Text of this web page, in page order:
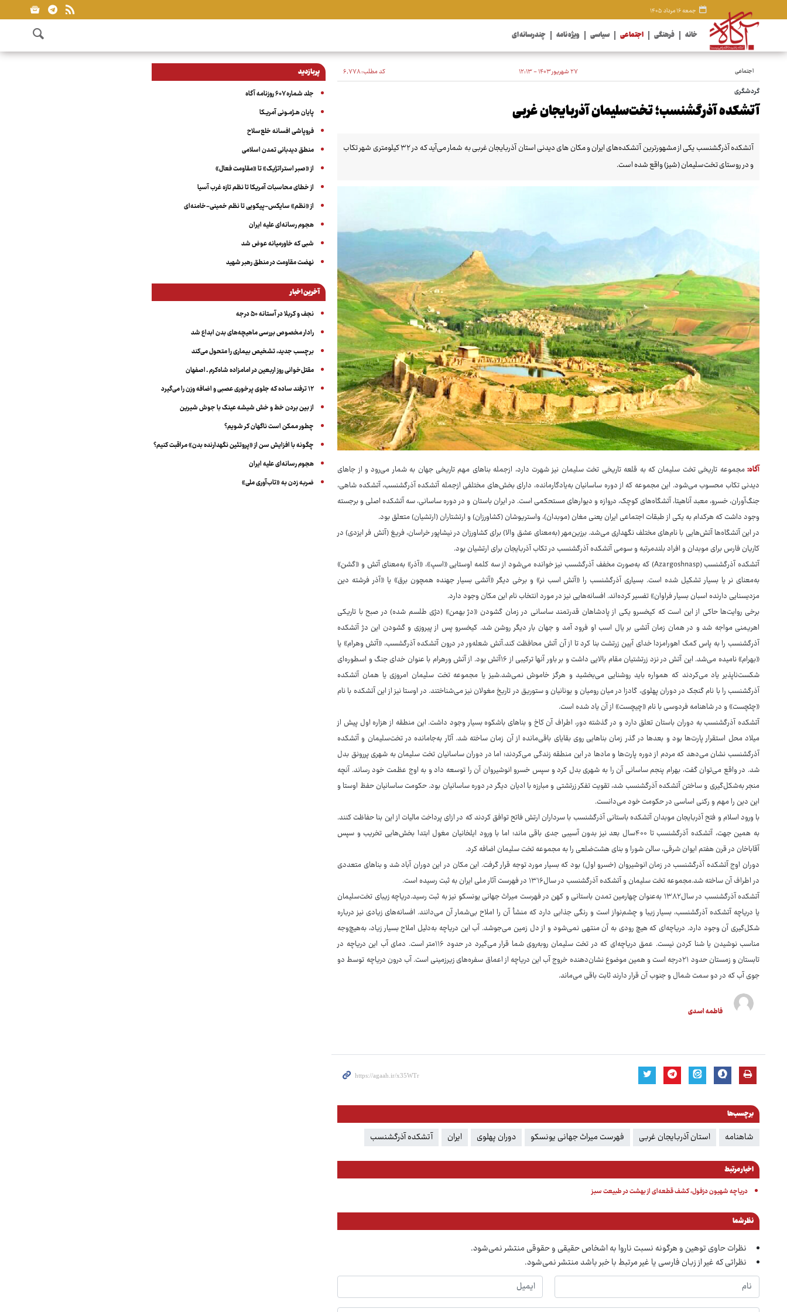
جمعه ۱۶ مرداد ۱۴۰۵
خانه فرهنگی اجتماعی سیاسی ویژه نامه چندرسانه ای
اجتماعی ۲۷ شهریور ۱۴۰۳ - ۱۲:۱۳ کد مطلب:۶٬۷۷۸
گردشگری
آتشکده آذرگشنسب؛ تخت‌سلیمان آذربایجان غربی
آتشکده آذرگشنسب یکی از مشهورترین آتشکده‌های ایران و مکان های دیدنی استان آذربایجان غربی به شمار می‌آید که در ۳۲ کیلومتری شهر تکاب
و در روستای تخت‌سلیمان (شیز) واقع شده است.
آگاه:مجموعه تاریخی تخت سلیمان که به قلعه تاریخی تخت سلیمان نیز شهرت دارد، ازجمله بناهای مهم تاریخی جهان به شمار می‌رود و از جاهای
دیدنی تکاب محسوب می‌شود. این مجموعه که از دوره ساسانیان به‌یادگارمانده، دارای بخش‌های مختلفی ازجمله آتشکده آذرگشنسب، آتشکده شاهی،
جنگ‌آوران، خسرو، معبد آناهیتا، آتشگاه‌های کوچک، دروازه و دیوارهای مستحکمی است. در ایران باستان و در دوره ساسانی، سه آتشکده اصلی و برجسته
وجود داشت که هرکدام به یکی از طبقات اجتماعی ایران یعنی مغان (موبدان)، واستریوشان (کشاورزان) و ارتشتاران (ارتشیان) متعلق بود.
در این آتشگاه‌ها آتش‌هایی با نام‌های مختلف نگهداری می‌شد. برزین‌مهر (به‌معنای عشق والا) برای کشاورزان در نیشاپور خراسان، فریغ (آتش فر ایزدی) در
کاریان فارس برای موبدان و افراد بلندمرتبه و سومی آتشکده آذرگشنسب در تکاب آذربایجان برای ارتشیان بود.
آتشکده آذرگشنسب (Azargoshnasp) که به‌صورت مخفف آذرگشسب نیز خوانده می‌شود از سه کلمه اوستایی «اسپ»، «آذر» به‌معنای آتش و «گشن»
به‌معنای نر یا بسیار تشکیل شده است. بسیاری آذرگشنسب را «آتش اسب نر» و برخی دیگر «آتشی بسیار جهنده همچون برق» یا «آذر فرشته دین
مزدیسنایی دارنده اسبان بسیار فراوان» تفسیر کرده‌اند. افسانه‌هایی نیز در مورد انتخاب نام این مکان وجود دارد.
برخی روایت‌ها حاکی از این است که کیخسرو یکی از پادشاهان قدرتمند ساسانی در زمان گشودن «دژ بهمن» (دژی طلسم شده) در صبح با تاریکی
اهریمنی مواجه شد و در همان زمان آتشی بر یال اسب او فرود آمد و جهان بار دیگر روشن شد. کیخسرو پس از پیروزی و گشودن این دژ آتشکده
آذرگشنسب را به پاس کمک اهورامزدا خدای آیین زرتشت بنا کرد تا از آن آتش محافظت کند.آتش شعله‌ور در درون آتشکده آذرگشسب، «آتش وهرام» یا
«بهرام» نامیده می‌شد. این آتش در نزد زرتشتیان مقام بالایی داشت و بر باور آنها ترکیبی از ۱۶آتش بود. از آتش ورهرام با عنوان خدای جنگ و اسطوره‌ای
شکست‌ناپذیر یاد می‌کردند که همواره باید روشنایی می‌بخشید و هرگز خاموش نمی‌شد.شیز یا مجموعه تخت سلیمان امروزی یا همان آتشکده
آذرگشنسب را با نام گنجک در دوران پهلوی، گادزا در میان رومیان و یونانیان و ستوریق در تاریخ مغولان نیز می‌شناختند. در اوستا نیز از این آتشکده با نام
«چئچست» و در شاهنامه فردوسی با نام «چیچست» از آن یاد شده است.
آتشکده آذرگشنسب به دوران باستان تعلق دارد و در گذشته دور، اطراف آن کاخ و بناهای باشکوه بسیار وجود داشت. این منطقه از هزاره اول پیش از
میلاد محل استقرار پارت‌ها بود و بعدها در گذر زمان بناهایی روی بقایای باقی‌مانده از آن زمان ساخته شد. آثار به‌جامانده در تخت‌سلیمان و آتشکده
آذرگشنسب نشان می‌دهد که مردم از دوره پارت‌ها و مادها در این منطقه زندگی می‌کردند؛ اما در دوران ساسانیان تخت سلیمان به شهری پررونق بدل
شد. در واقع می‌توان گفت، بهرام پنجم ساسانی آن را به شهری بدل کرد و سپس خسرو انوشیروان آن را توسعه داد و به اوج عظمت خود رساند. آنچه
منجر به‌شکل‌گیری و ساختن آتشکده آذرگشنسب شد، تقویت تفکر زرتشتی و مبارزه با ادیان دیگر در دوره ساسانیان بود. حکومت ساسانیان حفظ اوستا و
این دین را مهم و رکنی اساسی در حکومت خود می‌دانست.
با ورود اسلام و فتح آذربایجان موبدان آتشکده باستانی آذرگشنسب با سرداران ارتش فاتح توافق کردند که در ازای پرداخت مالیات از این بنا حفاظت کنند.
به همین جهت، آتشکده آذرگشنسب تا ۴۰۰سال بعد نیز بدون آسیبی جدی باقی‌ ماند؛ اما با ورود ایلخانیان مغول ابتدا بخش‌هایی تخریب و سپس
آقاباخان در قرن هفتم ایوان شرقی، سالن شورا و بنای هشت‌ضلعی را به مجموعه تخت سلیمان اضافه کرد.
دوران اوج آتشکده آذرگشنسب در زمان انوشیروان (خسرو اول) بود که بسیار مورد توجه قرار گرفت. این مکان در این دوران آباد شد و بناهای متعددی
در اطراف آن ساخته شد.مجموعه تخت سلیمان و آتشکده آذرگشنسب در سال۱۳۱۶ در فهرست آثار ملی ایران به ثبت رسیده است.
آتشکده آذرگشنسب در سال۱۳۸۲ به‌عنوان چهارمین تمدن باستانی و کهن در فهرست میراث جهانی یونسکو نیز به ثبت رسید.دریاچه زیبای تخت‌سلیمان
یا دریاچه آتشکده آذرگشنسب، بسیار زیبا و چشم‌نواز است و رنگی جذابی دارد که منشأ آن را املاح بی‌شمار آن می‌دانند. افسانه‌های زیادی نیز درباره
شکل‌گیری آن وجود دارد. دریاچه‌ای که هیچ رودی به آن منتهی نمی‌شود و از دل زمین می‌جوشد. آب این دریاچه به‌دلیل املاح بسیار زیاد، به‌هیچ‌وجه
مناسب نوشیدن یا شنا کردن نیست. عمق دریاچه‌ای که در تخت سلیمان روبه‌روی شما قرار می‌گیرد در حدود ۱۱۶متر است. دمای آب این دریاچه در
تابستان و زمستان حدود ۲۱درجه است و همین موضوع نشان‌دهنده خروج آب این دریاچه از اعماق سفره‌های زیرزمینی است. آب درون دریاچه توسط دو
جوی آب که در دو سمت شمال و جنوب آن قرار دارند ثابت باقی می‌ماند.
فاطمه اسدی
برچسب‌ها
شاهنامه استان آذربایجان غربی فهرست میراث جهانی یونسکو دوران پهلوی ایران آتشکده آذرگشنسب
اخبار مرتبط
دریاچه شهیون دزفول، کشف قطعه‌ای از بهشت در طبیعت سبز
نظر شما
نظرات حاوی توهین و هرگونه نسبت ناروا به اشخاص حقیقی و حقوقی منتشر نمی‌شود.
نظراتی که غیر از زبان فارسی یا غیر مرتبط با خبر باشد منتشر نمی‌شود.
پربازدید
جلد شماره ۶۰۷ روزنامه آگاه
پایان هـژمـونی آمریـکا
فروپاشی افسانه خلع‌سلاح
منطق دیدبانی تمدن اسلامی
از «صبر استراتژیک» تا «مقاومت فعال»
از خطای محاسبات آمریکا تا نظم تازه غرب آسیا
از «نظم» سایکس-پیکویی تا نظم خمینی-خامنه‌ای
هجوم رسانه‌ای علیه ایران
شبی که خاورمیانه عوض شد
نهضت مقاومت در منطق رهبر شهید
آخرین اخبار
نجف و کربلا در آستانه ۵۰ درجه
رادار مخصوص بررسی ماهیچه‌های بدن ابداع شد
برچسب جدید، تشخیص بیماری را متحول می‌کند
مقتل‌خوانی روز اربعین در امامزاده شاه‌کرم ـ اصفهان
۱۲ ترفند ساده که جلوی پرخوری عصبی و اضافه ‌وزن را می‌گیرد
از بین بردن خط و خش شیشه عینک با جوش شیرین
چطور ممکن است ناگهان کر شویم؟
چگونه با افزایش سن از «پروتئین نگهدارنده بدن» مراقبت کنیم؟
هجوم رسانه‌ای علیه ایران
ضربه زدن به «تاب‌آوری ملی»